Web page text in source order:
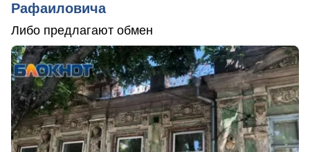
Рафаиловича
Либо предлагают обмен